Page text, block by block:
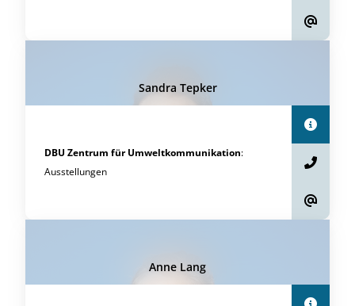
Sandra Tepker
DBU Zentrum für Umweltkommunikation:
Ausstellungen
Anne Lang